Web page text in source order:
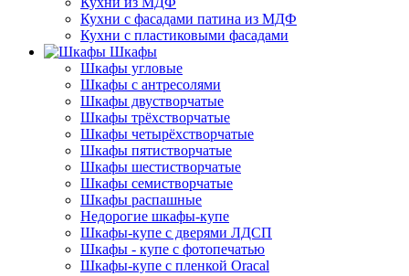
Кухни с фасадами патина из МДФ
Кухни с пластиковыми фасадами
Шкафы
Шкафы угловые
Шкафы с антресолями
Шкафы двустворчатые
Шкафы трёхстворчатые
Шкафы четырёхстворчатые
Шкафы пятистворчатые
Шкафы шестистворчатые
Шкафы семистворчатые
Шкафы распашные
Недорогие шкафы-купе
Шкафы-купе с дверями ЛДСП
Шкафы - купе с фотопечатью
Шкафы-купе с пленкой Oracal